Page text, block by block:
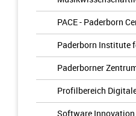
PACE - Paderborn
Paderborn Institute
Paderborner
Profilbereich
Software Innovation